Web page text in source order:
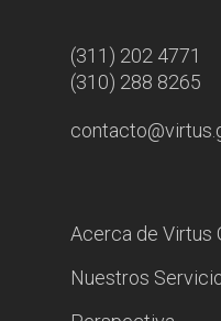
(311) 202 4771
(310) 288 8265
Acerca de Virtus
Nuestros